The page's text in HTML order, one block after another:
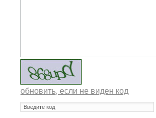
обновить, если не виден код